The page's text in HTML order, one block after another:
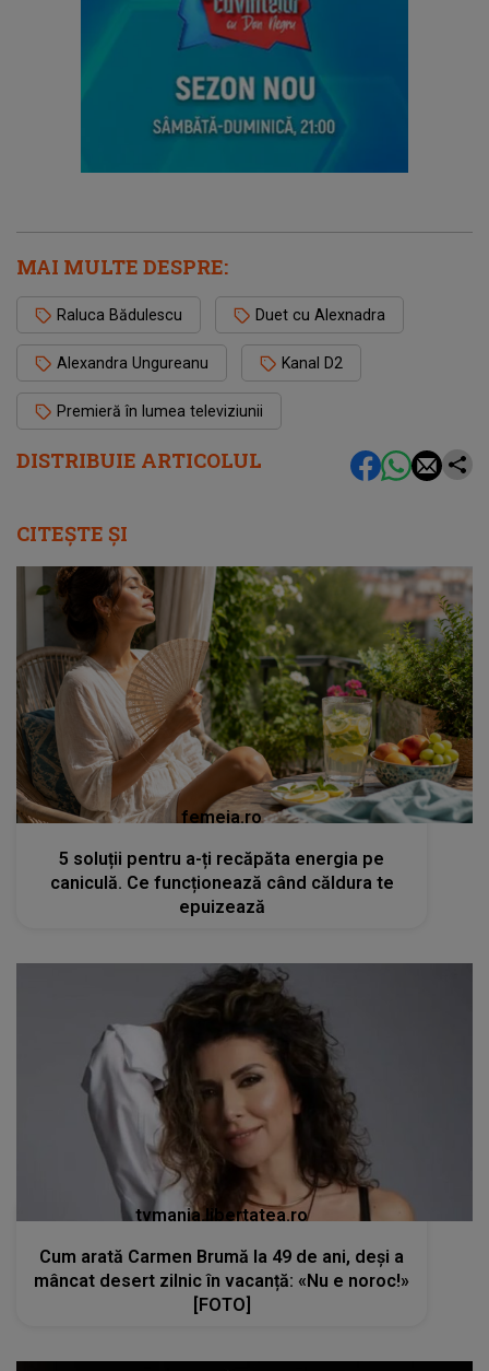
DISTRIBUIE ARTICOLUL
MAI MULTE DESPRE:
Raluca Bădulescu Duet cu Alexnadra
Alexandra Ungureanu Kanal D2
Premieră în lumea televiziunii
CITEȘTE ȘI
femeia.ro
5 soluții pentru a-ți recăpăta energia pe
caniculă. Ce funcționează când căldura te
epuizează
tvmania.libertatea.ro
Cum arată Carmen Brumă la 49 de ani, deși a
mâncat desert zilnic în vacanță: «Nu e noroc!»
[FOTO]